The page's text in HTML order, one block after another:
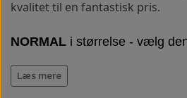
kvalitet til en fantastisk pris.
NORMAL i størrelse - vælg
Ekstremt behagelige:
Læs mere